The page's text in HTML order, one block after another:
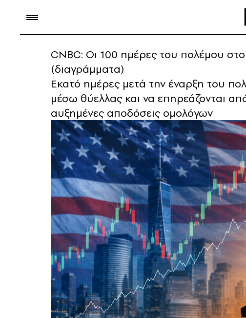
CNBC: Οι 100 ημέρες του πολέμου
(διαγράμματα)
Εκατό ημέρες μετά την έναρξη του
μέσω θύελλας και να επηρεάζονται
αυξημένες αποδόσεις ομολόγων